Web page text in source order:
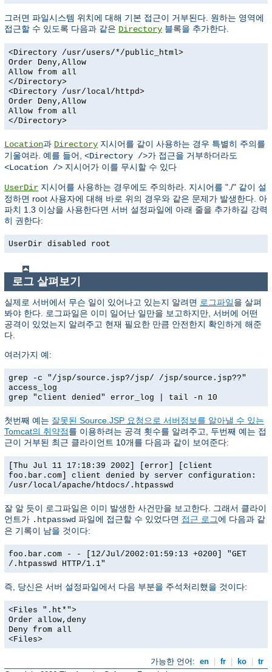
그러면 파일시스템 위치에 대해 기본 접근이 거부된다. 원하는 영역에
접근할 수 있도록 다음과 같은 Directory 블록을 추가한다.
<Directory /usr/users/*/public_html>
Order Deny,Allow
Allow from all
</Directory>
<Directory /usr/local/httpd>
Order Deny,Allow
Allow from all
</Directory>
Location과 Directory 지시어를 같이 사용하는 경우 특별히 주의를
기울여라. 예를 들어, <Directory />가 접근을 거부하더라도
<Location /> 지시어가 이를 무시할 수 있다
UserDir 지시어를 사용하는 경우에도 주의하라. 지시어를 "./" 같이 설
정하면 root 사용자에 대해 바로 위의 경우와 같은 문제가 발생한다. 아
파치 1.3 이상을 사용한다면 서버 설정파일에 아래 줄을 추가하길 강력
히 권한다:
UserDir disabled root
로그 살펴보기
실제로 서버에서 무슨 일이 있어나고 있는지 알려면 로그파일을 살펴
봐야 한다. 로그파일은 이미 일어난 일만을 보고하지만, 서버에 어떤
공격이 있었는지 알려주고 현재 필요한 만큼 안전한지 확인하게 해준
다.
여러가지 예:
grep -c "/jsp/source.jsp?/jsp/ /jsp/source.jsp??"
access_log
grep "client denied" error_log | tail -n 10
첫번째 예는 잘못된 Source.JSP 요청으로 서버정보를 알아낼 수 있는
Tomcat의 취약점를 이용하려는 공격 횟수를 알려주고, 두번째 예는 접
근이 거부된 최근 클라이언트 10개를 다음과 같이 보여준다:
[Thu Jul 11 17:18:39 2002] [error] [client
foo.bar.com] client denied by server configuration:
/usr/local/apache/htdocs/.htpasswd
잘 알 듯이 로그파일은 이미 발생한 사건만을 보고한다. 그래서 클라이
언트가 .htpasswd 파일에 접근할 수 있었다면 접근 로그에 다음과 같
은 기록이 남을 것이다:
foo.bar.com - - [12/Jul/2002:01:59:13 +0200] "GET
/.htpasswd HTTP/1.1"
즉, 당신은 서버 설정파일에서 다음 부분을 주석처리했을 것이다:
<Files ".ht*">
Order allow,deny
Deny from all
<Files>
가능한 언어: en fr ko
tr